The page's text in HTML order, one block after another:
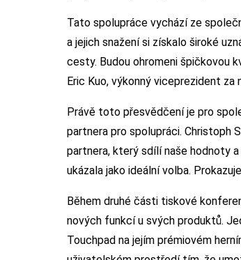
Tato spolupráce vychází ze
a jejich snažení si získalo široké
cesty. Budou ohromeni špičkovou
Eric Kuo, výkonný viceprezident
Právě toto přesvědčení je pro
partnera pro spolupráci. Christoph
partnera, který sdílí naše hodnoty
ukázala jako ideální volba.
Během druhé části tiskové
nových funkcí u svých produktů.
Touchpad na jejím prémiovém